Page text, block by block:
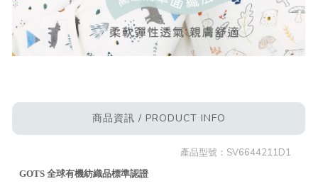
商品資訊 / PRODUCT INFO
產品型號： SV6644211D1
GOTS 全球有機紡織品標準認證